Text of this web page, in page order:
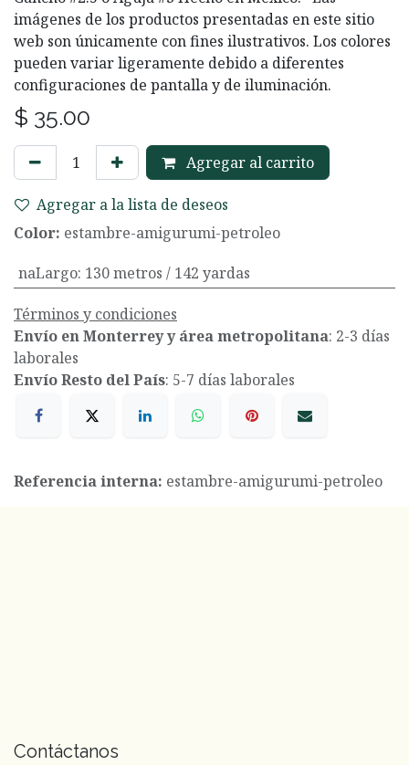
imágenes de los productos presentadas en este sitio
web son únicamente con fines ilustrativos. Los colores
pueden variar ligeramente debido a diferentes
configuraciones de pantalla y de iluminación.
$ 35.00
Agregar al carrito
Agregar a la lista de deseos
Color: estambre-amigurumi-petroleo
naLargo: 130 metros / 142 yardas
Términos y condiciones
Envío en Monterrey y área metropolitana: 2-3 días
laborales
Envío Resto del País: 5-7 días laborales
Referencia interna: estambre-amigurumi-petroleo
Contáctanos